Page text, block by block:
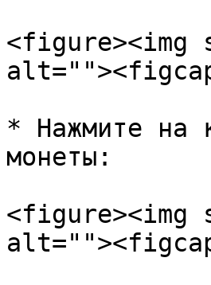
<figure><img
* Нажмите на
монеты:
<figure><img